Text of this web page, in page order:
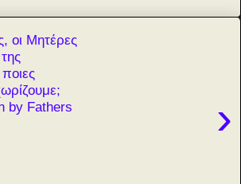
οι Μητέρες
by Fathers
›